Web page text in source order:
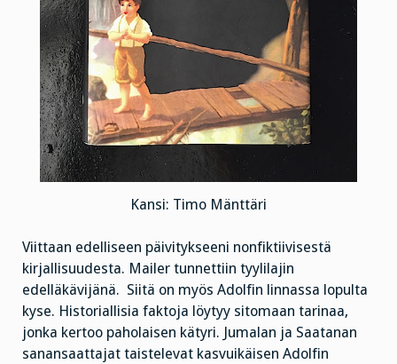
Kansi: Timo Mänttäri
Viittaan edelliseen päivitykseeni nonfiktiivisestä
kirjallisuudesta. Mailer tunnettiin tyylilajin
edelläkävijänä. Siitä on myös Adolfin linnassa lopulta
kyse. Historiallisia faktoja löytyy sitomaan tarinaa,
jonka kertoo paholaisen kätyri. Jumalan ja Saatanan
sanansaattajat taistelevat kasvuikäisen Adolfin